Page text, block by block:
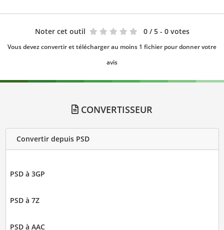
Noter cet outil 0 / 5 - 0 votes
Vous devez convertir et télécharger au moins 1 fichier pour donner votre
avis
CONVERTISSEUR
Convertir depuis PSD
PSD à 3GP
PSD à 7Z
PSD à AAC